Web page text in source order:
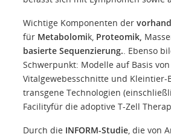
Wichtige Komponenten der
für Metabolomik, Proteomik,
basierte Sequenzierung.. Ebenso
Schwerpunkt: Modelle auf Basis
Vitalgewebesschnitte und
transgene Technologien
Facilityfür die adoptive T-Zell
Durch die INFORM-Studie, die von